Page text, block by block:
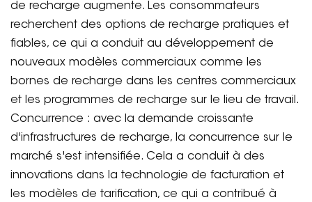
de recharge augmente. Les consommateurs
recherchent des options de recharge pratiques et
fiables, ce qui a conduit au développement de
nouveaux modèles commerciaux comme les
bornes de recharge dans les centres commerciaux
et les programmes de recharge sur le lieu de travail.
Concurrence : avec la demande croissante
d'infrastructures de recharge, la concurrence sur le
marché s'est intensifiée. Cela a conduit à des
innovations dans la technologie de facturation et
les modèles de tarification, ce qui a contribué à